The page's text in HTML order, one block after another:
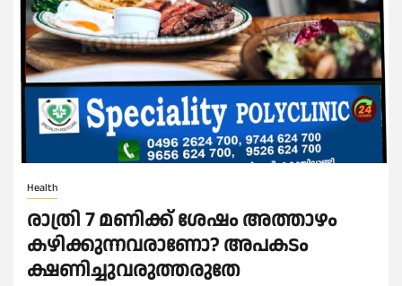
Health
രാത്രി 7 മണിക്ക് ശേഷം അത്താഴം
കഴിക്കുന്നവരാണോ? അപകടം
ക്ഷണിച്ചുവരുത്തരുതേ